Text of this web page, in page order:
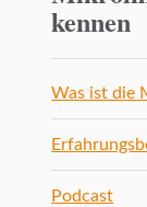
kennen
Was ist die
Podcast